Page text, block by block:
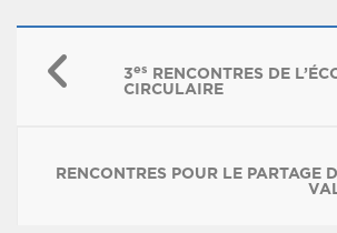
3es
RENCONTRES DE
CIRCULAIRE
RENCONTRES POUR LE PARTAGE